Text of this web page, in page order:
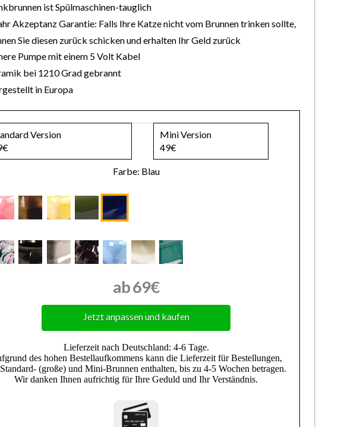
ist Spülmaschinen-tauglich
Akzeptanz Garantie: Falls Ihre Katze nicht vom Brunnen trinken sollte,
Sie diesen zurück schicken und erhalten Ihr Geld zurück
Pumpe mit einem 5 Volt Kabel
bei 1210 Grad gebrannt
in Europa
Version
Mini Version
49€
Farbe: Blau
ab 69€
Jetzt anpassen und kaufen